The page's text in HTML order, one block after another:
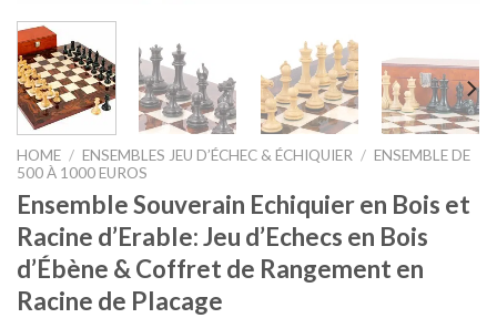
HOME / ENSEMBLES JEU D’ÉCHEC & ÉCHIQUIER / ENSEMBLE DE
500 À 1000 EUROS
Ensemble Souverain Echiquier en Bois et
Racine d’Erable: Jeu d’Echecs en Bois
d’Ébène & Coffret de Rangement en
Racine de Placage